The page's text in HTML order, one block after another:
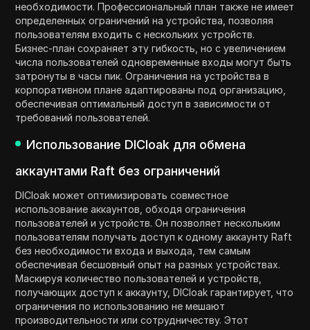
необходимости. Профессиональный план также не имеет
определенных ограничений на устройства, позволяя
пользователям входить с нескольких устройств.
Бизнес-план сохраняет эту гибкость, но с увеличением
числа пользователей одновременные входы могут быть
затронуты в часы пик. Ограничения на устройства в
корпоративном плане адаптированы под организацию,
обеспечивая оптимальный доступ в зависимости от
требований пользователей.
Использование DICloak для обмена
аккаунтами Raft без ограничений
DICloak может оптимизировать совместное
использование аккаунтов, обходя ограничения
пользователей и устройств. Он позволяет нескольким
пользователям получать доступ к одному аккаунту Raft
без необходимости входа и выхода, тем самым
обеспечивая бесшовный опыт на разных устройствах.
Маскируя количество пользователей и устройств,
получающих доступ к аккаунту, DICloak гарантирует, что
ограничения по использованию не мешают
производительности или сотрудничеству. Этот